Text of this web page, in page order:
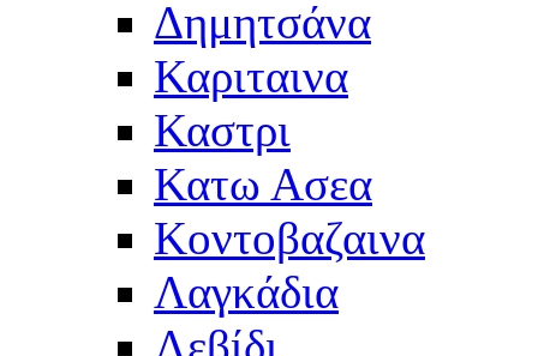
Δημητσάνα
Καριταινα
Καστρι
Κατω Ασεα
Κοντοβαζαινα
Λαγκάδια
Λεβίδι